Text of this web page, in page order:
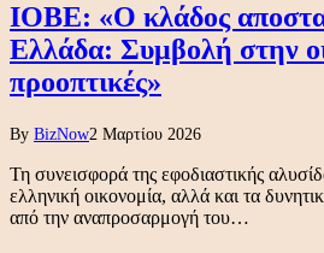
ΙΟΒΕ: «Ο κλάδος
Ελλάδα: Συμβολή στην
προοπτικές»
By BizNow2 Μαρτίου 2026
Τη συνεισφορά της εφοδιαστικής
ελληνική οικονομία, αλλά και τα
από την αναπροσαρμογή του…